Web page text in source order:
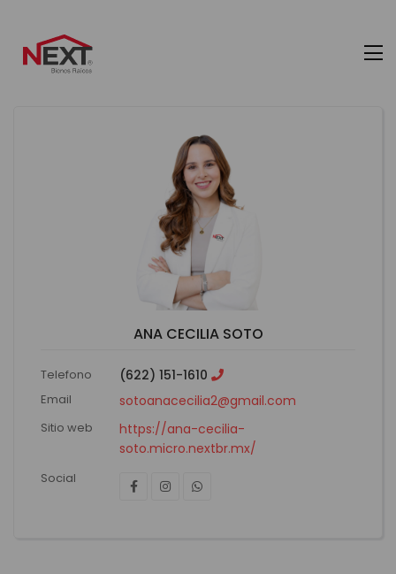
ANA CECILIA SOTO
Telefono (622) 151-1610
Email sotoanacecilia2@gmail.com
Sitio web
https://ana-cecilia-
soto.micro.nextbr.mx/
Social